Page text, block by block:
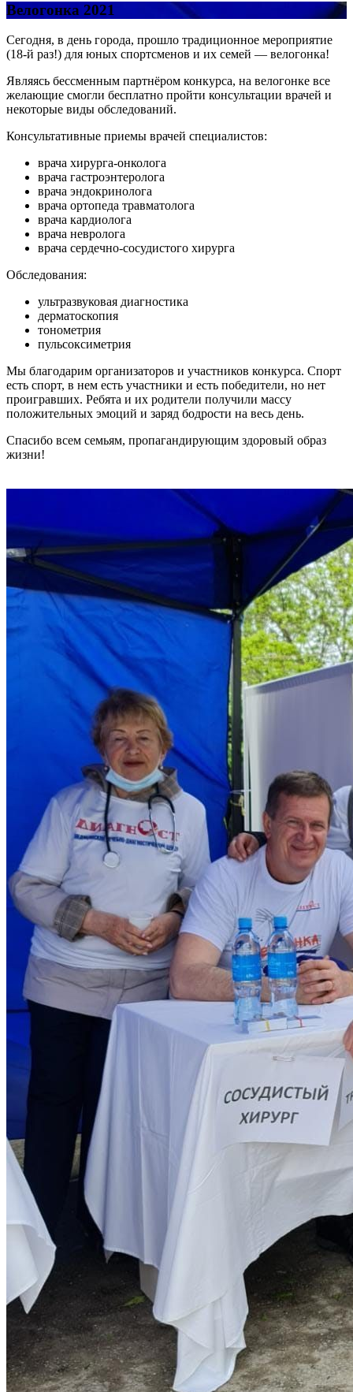
Велогонка 2021
Сегодня, в день города, прошло традиционное мероприятие
(18-й раз!) для юных спортсменов и их семей — велогонка!
Являясь бессменным партнёром конкурса, на велогонке все
желающие смогли бесплатно пройти консультации врачей и
некоторые виды обследований.
Консультативные приемы врачей специалистов:
врача хирурга-онколога
врача гастроэнтеролога
врача эндокринолога
врача ортопеда травматолога
врача кардиолога
врача невролога
врача сердечно-сосудистого хирурга
Обследования:
ультразвуковая диагностика
дерматоскопия
тонометрия
пульсоксиметрия
Мы благодарим организаторов и участников конкурса. Спорт
есть спорт, в нем есть участники и есть победители, но нет
проигравших. Ребята и их родители получили массу
положительных эмоций и заряд бодрости на весь день.
Спасибо всем семьям, пропагандирующим здоровый образ
жизни!